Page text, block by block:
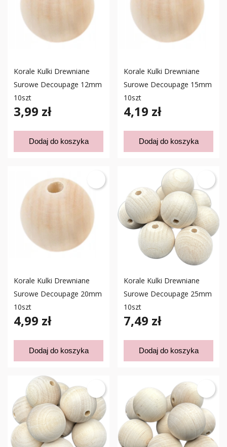
Korale Kulki Drewniane
Surowe Decoupage 12mm
10szt
3,99 zł
Dodaj do koszyka
Korale Kulki Drewniane
Surowe Decoupage 15mm
10szt
4,19 zł
Dodaj do koszyka
Korale Kulki Drewniane
Surowe Decoupage 20mm
10szt
4,99 zł
Dodaj do koszyka
Korale Kulki Drewniane
Surowe Decoupage 25mm
10szt
7,49 zł
Dodaj do koszyka